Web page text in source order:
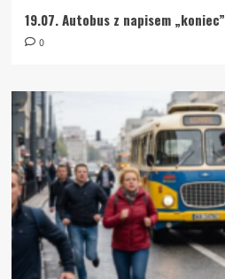
19.07. Autobus z napisem „koniec”
0